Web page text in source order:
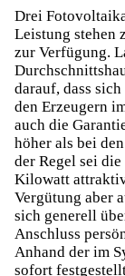
Drei
Leistung stehen
zur Verfügung.
darauf, dass
den Erzeugern
auch die
höher als bei
der Regel sei
Kilowatt
Vergütung aber
sich generell
Anschluss
Anhand der im
sofort